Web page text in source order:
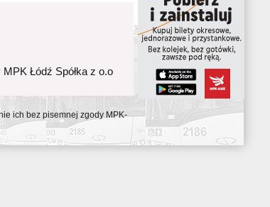
Łódź Spółka z o.o
ich bez pisemnej zgody MPK-